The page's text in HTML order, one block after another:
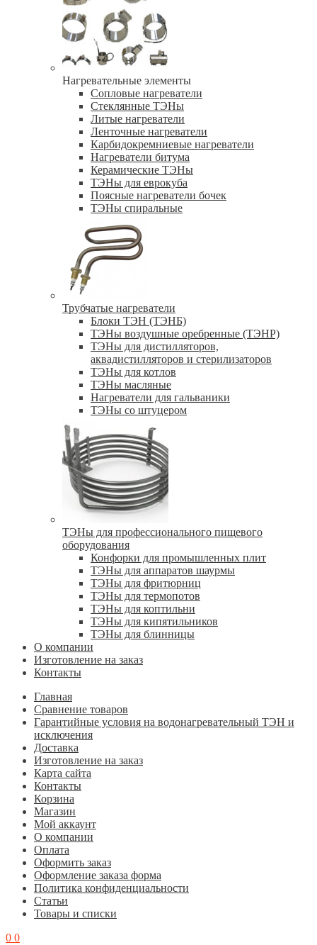
Нагревательные элементы
Сопловые нагреватели
Стеклянные ТЭНы
Литые нагреватели
Ленточные нагреватели
Карбидокремниевые нагреватели
Нагреватели битума
Керамические ТЭНы
ТЭНы для еврокуба
Поясные нагреватели бочек
ТЭНы спиральные
Трубчатые нагреватели
Блоки ТЭН (ТЭНБ)
ТЭНы воздушные оребренные (ТЭНР)
ТЭНы для дистилляторов,
аквадистилляторов и стерилизаторов
ТЭНы для котлов
ТЭНы масляные
Нагреватели для гальваники
ТЭНы со штуцером
ТЭНы для профессионального пищевого
оборудования
Конфорки для промышленных плит
ТЭНы для аппаратов шаурмы
ТЭНы для фритюрниц
ТЭНы для термопотов
ТЭНы для коптильни
ТЭНы для кипятильников
ТЭНы для блинницы
О компании
Изготовление на заказ
Контакты
Главная
Cравнение товаров
Гарантийные условия на водонагревательный ТЭН и
исключения
Доставка
Изготовление на заказ
Карта сайта
Контакты
Корзина
Магазин
Мой аккаунт
О компании
Оплата
Оформить заказ
Оформление заказа форма
Политика конфиденциальности
Статьи
Товары и списки
0 0